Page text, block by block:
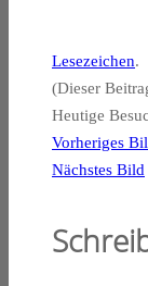
Lesezeichen.
(Dieser
Heutige
Vorheriges
Nächstes Bild